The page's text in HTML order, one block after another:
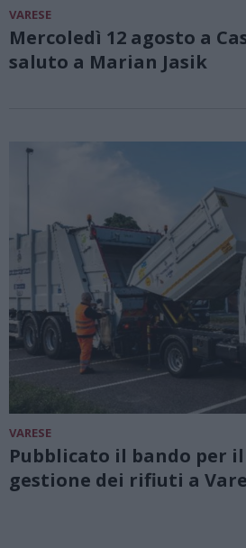
VARESE
Mercoledì 12 agosto a
saluto a Marian Jasik
VARESE
Pubblicato il bando per
gestione dei rifiuti a